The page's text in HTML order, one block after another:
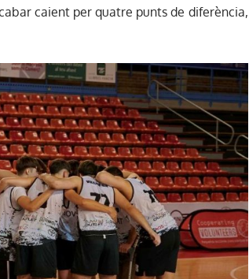
caient per quatre punts de diferència,